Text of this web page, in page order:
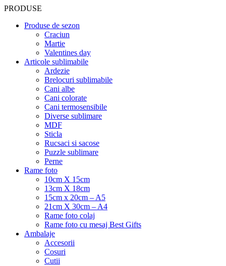
PRODUSE
Produse de sezon
Craciun
Martie
Valentines day
Articole sublimabile
Ardezie
Brelocuri sublimabile
Cani albe
Cani colorate
Cani termosensibile
Diverse sublimare
MDF
Sticla
Rucsaci si sacose
Puzzle sublimare
Perne
Rame foto
10cm X 15cm
13cm X 18cm
15cm x 20cm – A5
21cm X 30cm – A4
Rame foto colaj
Rame foto cu mesaj Best Gifts
Ambalaje
Accesorii
Cosuri
Cutii